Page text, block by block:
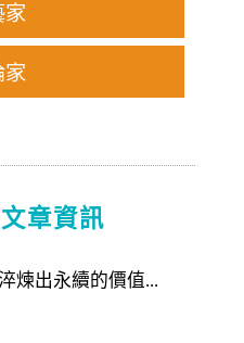
家
家
章資訊
煉出永續的價值...